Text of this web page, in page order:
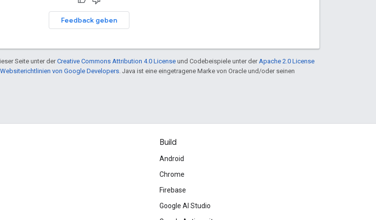
Feedback geben
Seite unter derCreative Commons Attribution 4.0 License und Codebeispiele unter der Apache 2.0 License
Websiterichtlinien von Google Developers . Java ist eine eingetragene Marke von Oracle und/oder seinen
Build
Android
Chrome
Firebase
Google AI Studio